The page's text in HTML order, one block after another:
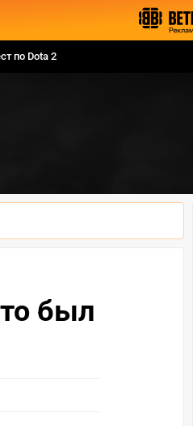
по Dota 2
был